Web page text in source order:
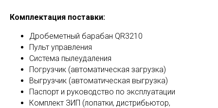
Комплектация поставки:
Дробеметный барабан QR3210
Пульт управления
Система пылеудаления
Погрузчик (автоматическая загрузка)
Выгрузчик (автоматическая выгрузка)
Паспорт и руководство по эксплуатации
Комплект ЗИП (лопатки, дистрибьютор,